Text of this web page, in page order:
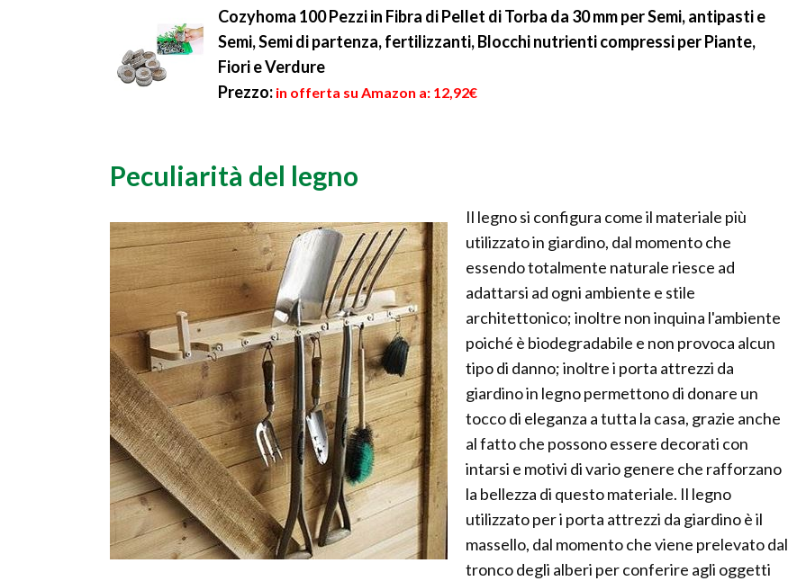
anche in cas...
meno ...
Cozyhoma 100 Pezzi in Fibra di Pellet di Torba da 30 mm per Semi, antipasti e
Semi, Semi di partenza, fertilizzanti, Blocchi nutrienti compressi per Piante,
Fiori e Verdure
Prezzo: in offerta su Amazon a: 12,92€
Peculiarità del legno
Il legno si configura come il materiale più
utilizzato in giardino, dal momento che
essendo totalmente naturale riesce ad
adattarsi ad ogni ambiente e stile
architettonico; inoltre non inquina l'ambiente
poiché è biodegradabile e non provoca alcun
tipo di danno; inoltre i porta attrezzi da
giardino in legno permettono di donare un
tocco di eleganza a tutta la casa, grazie anche
al fatto che possono essere decorati con
intarsi e motivi di vario genere che rafforzano
la bellezza di questo materiale. Il legno
utilizzato per i porta attrezzi da giardino è il
massello, dal momento che viene prelevato dal
tronco degli alberi per conferire agli oggetti